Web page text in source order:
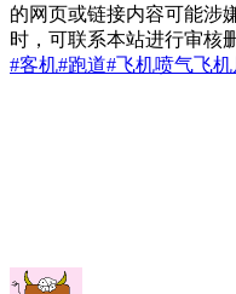
的网页或链接内容可能涉
时，可联系本站进行审核
#客机#跑道#飞机喷气飞机